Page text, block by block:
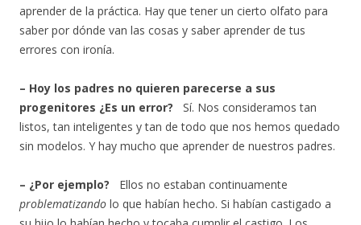
aprender de la práctica. Hay que tener un cierto olfato para
saber por dónde van las cosas y saber aprender de tus
errores con ironía.
– Hoy los padres no quieren parecerse a sus
progenitores ¿Es un error? Sí. Nos consideramos tan
listos, tan inteligentes y tan de todo que nos hemos quedado
sin modelos. Y hay mucho que aprender de nuestros padres.
– ¿Por ejemplo? Ellos no estaban continuamente
problematizando lo que habían hecho. Si habían castigado a